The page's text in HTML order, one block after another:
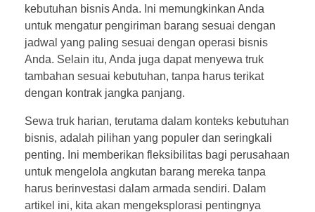
kebutuhan bisnis Anda. Ini memungkinkan Anda
untuk mengatur pengiriman barang sesuai dengan
jadwal yang paling sesuai dengan operasi bisnis
Anda. Selain itu, Anda juga dapat menyewa truk
tambahan sesuai kebutuhan, tanpa harus terikat
dengan kontrak jangka panjang.
Sewa truk harian, terutama dalam konteks kebutuhan
bisnis, adalah pilihan yang populer dan seringkali
penting. Ini memberikan fleksibilitas bagi perusahaan
untuk mengelola angkutan barang mereka tanpa
harus berinvestasi dalam armada sendiri. Dalam
artikel ini, kita akan mengeksplorasi pentingnya